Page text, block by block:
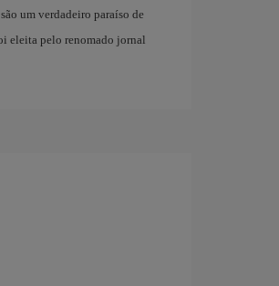
um verdadeiro paraíso de
eleita pelo renomado jornal